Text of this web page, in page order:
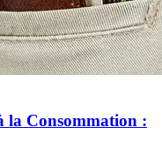
la Consommation :